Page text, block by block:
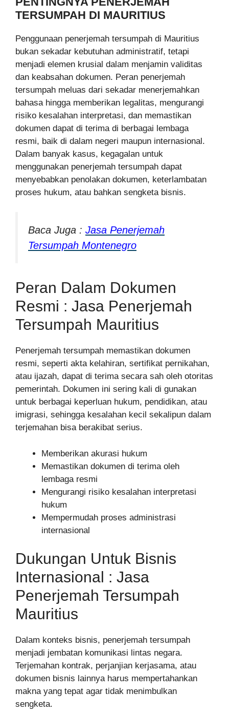
TERSUMPAH DI MAURITIUS
Penggunaan penerjemah tersumpah di Mauritius
bukan sekadar kebutuhan administratif, tetapi
menjadi elemen krusial dalam menjamin validitas
dan keabsahan dokumen. Peran penerjemah
tersumpah meluas dari sekadar menerjemahkan
bahasa hingga memberikan legalitas, mengurangi
risiko kesalahan interpretasi, dan memastikan
dokumen dapat di terima di berbagai lembaga
resmi, baik di dalam negeri maupun internasional.
Dalam banyak kasus, kegagalan untuk
menggunakan penerjemah tersumpah dapat
menyebabkan penolakan dokumen, keterlambatan
proses hukum, atau bahkan sengketa bisnis.
Baca Juga : Jasa Penerjemah
Tersumpah Montenegro
Peran Dalam Dokumen
Resmi : Jasa Penerjemah
Tersumpah Mauritius
Penerjemah tersumpah memastikan dokumen
resmi, seperti akta kelahiran, sertifikat pernikahan,
atau ijazah, dapat di terima secara sah oleh otoritas
pemerintah. Dokumen ini sering kali di gunakan
untuk berbagai keperluan hukum, pendidikan, atau
imigrasi, sehingga kesalahan kecil sekalipun dalam
terjemahan bisa berakibat serius.
Memberikan akurasi hukum
Memastikan dokumen di terima oleh
lembaga resmi
Mengurangi risiko kesalahan interpretasi
hukum
Mempermudah proses administrasi
internasional
Dukungan Untuk Bisnis
Internasional : Jasa
Penerjemah Tersumpah
Mauritius
Dalam konteks bisnis, penerjemah tersumpah
menjadi jembatan komunikasi lintas negara.
Terjemahan kontrak, perjanjian kerjasama, atau
dokumen bisnis lainnya harus mempertahankan
makna yang tepat agar tidak menimbulkan
sengketa.